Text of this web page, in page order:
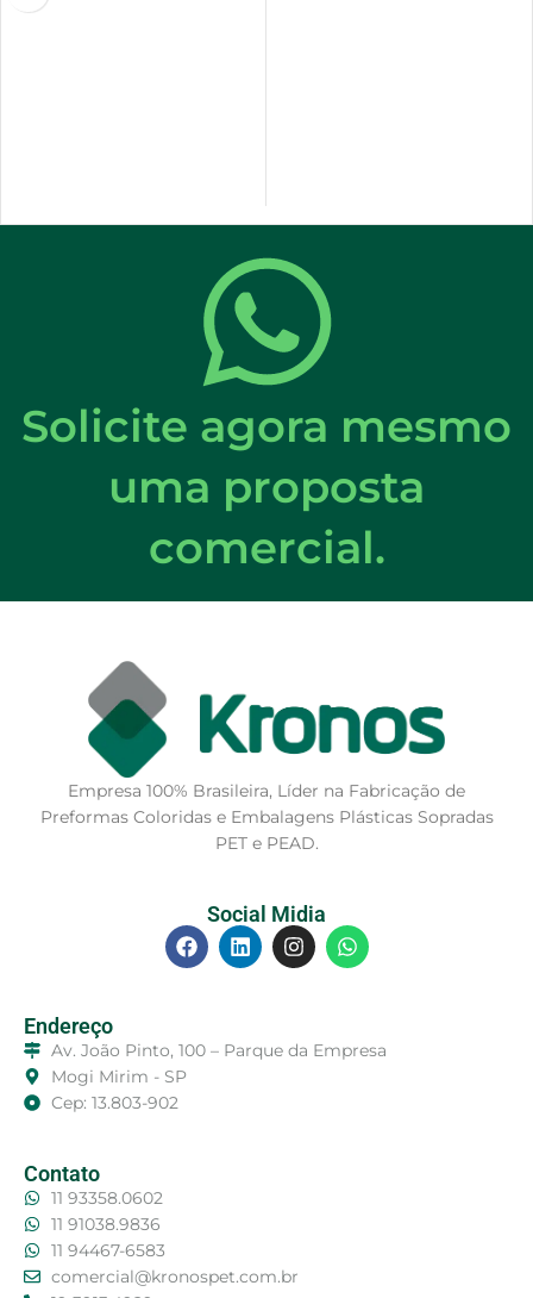
Solicite agora mesmo
uma proposta
comercial.
Empresa 100% Brasileira, Líder na Fabricação de
Preformas Coloridas e Embalagens Plásticas Sopradas
PET e PEAD.
Social Midia
Endereço
Av. João Pinto, 100 – Parque da Empresa
Mogi Mirim - SP
Cep: 13.803-902
Contato
11 93358.0602
11 91038.9836
11 94467-6583
comercial@kronospet.com.br